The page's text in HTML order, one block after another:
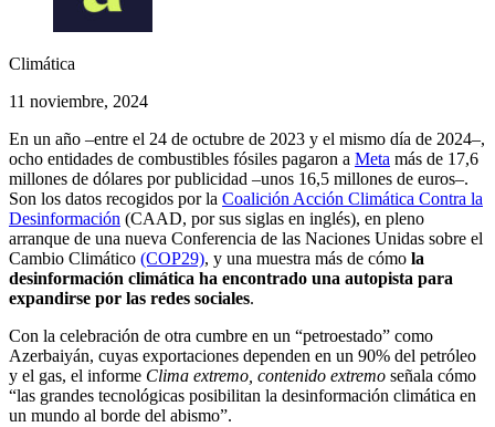
Climática
11 noviembre, 2024
En un año –entre el 24 de octubre de 2023 y el mismo día de 2024–,
ocho entidades de combustibles fósiles pagaron a Meta más de 17,6
millones de dólares por publicidad –unos 16,5 millones de euros–.
Son los datos recogidos por la Coalición Acción Climática Contra la
Desinformación (CAAD, por sus siglas en inglés), en pleno
arranque de una nueva Conferencia de las Naciones Unidas sobre el
Cambio Climático (COP29), y una muestra más de cómo la
desinformación climática ha encontrado una autopista para
expandirse por las redes sociales.
Con la celebración de otra cumbre en un “petroestado” como
Azerbaiyán, cuyas exportaciones dependen en un 90% del petróleo
y el gas, el informe Clima extremo, contenido extremo señala cómo
“las grandes tecnológicas posibilitan la desinformación climática en
un mundo al borde del abismo”.